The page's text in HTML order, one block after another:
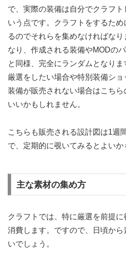
で、実際の装備は自分でクラフ
いう点です。クラフトをするた
るのでそれらを集めなければな
なり、作成される装備やMODの
と同様、完全にランダムとなり
厳選をしたい場合や特別装備シ
装備が販売されない場合はこち
いいかもしれません。
こちらも販売される設計図は1週
で、定期的に覗いてみるとよいか
主な素材の集め方
クラフトでは、特に厳選を前提
消費します。ですので、日頃か
いでしょう。